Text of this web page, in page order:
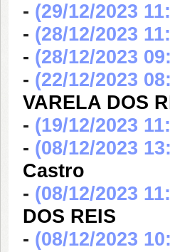
- (29/12/2023
- (28/12/2023
- (28/12/2023
- (22/12/2023
VARELA DOS
- (19/12/2023
- (08/12/2023
Castro
- (08/12/2023
DOS REIS
- (08/12/2023